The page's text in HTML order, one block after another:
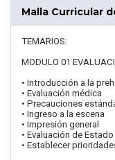
Malla Curricular
TEMARIOS:
MODULO 01
• Introducción a la
• Evaluación médica
• Precauciones
• Ingreso a la escena
• Impresión general
• Evaluación de
• Establecer